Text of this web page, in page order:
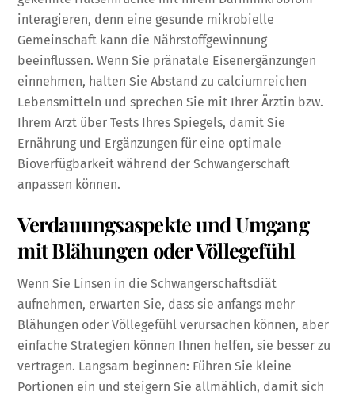
interagieren, denn eine gesunde mikrobielle
Gemeinschaft kann die Nährstoffgewinnung
beeinflussen. Wenn Sie pränatale Eisenergänzungen
einnehmen, halten Sie Abstand zu calciumreichen
Lebensmitteln und sprechen Sie mit Ihrer Ärztin bzw.
Ihrem Arzt über Tests Ihres Spiegels, damit Sie
Ernährung und Ergänzungen für eine optimale
Bioverfügbarkeit während der Schwangerschaft
anpassen können.
Verdauungsaspekte und Umgang
mit Blähungen oder Völlegefühl
Wenn Sie Linsen in die Schwangerschaftsdiät
aufnehmen, erwarten Sie, dass sie anfangs mehr
Blähungen oder Völlegefühl verursachen können, aber
einfache Strategien können Ihnen helfen, sie besser zu
vertragen. Langsam beginnen: Führen Sie kleine
Portionen ein und steigern Sie allmählich, damit sich